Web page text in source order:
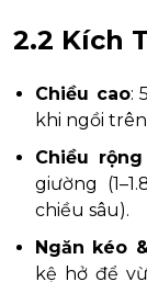
2.2 Kích
Chiều cao:
khi ngồi
Chiều
giường
chiều sâu).
Ngăn kéo
kệ hở để